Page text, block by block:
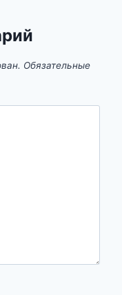
Обязательные